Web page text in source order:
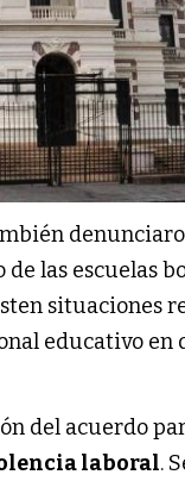
de las escuelas
situaciones
educativo en
del acuerdo
laboral.